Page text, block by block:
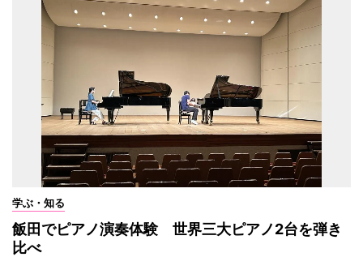
学ぶ・知る
飯田でピアノ演奏体験 世界三大ピアノ2台を弾き
比べ